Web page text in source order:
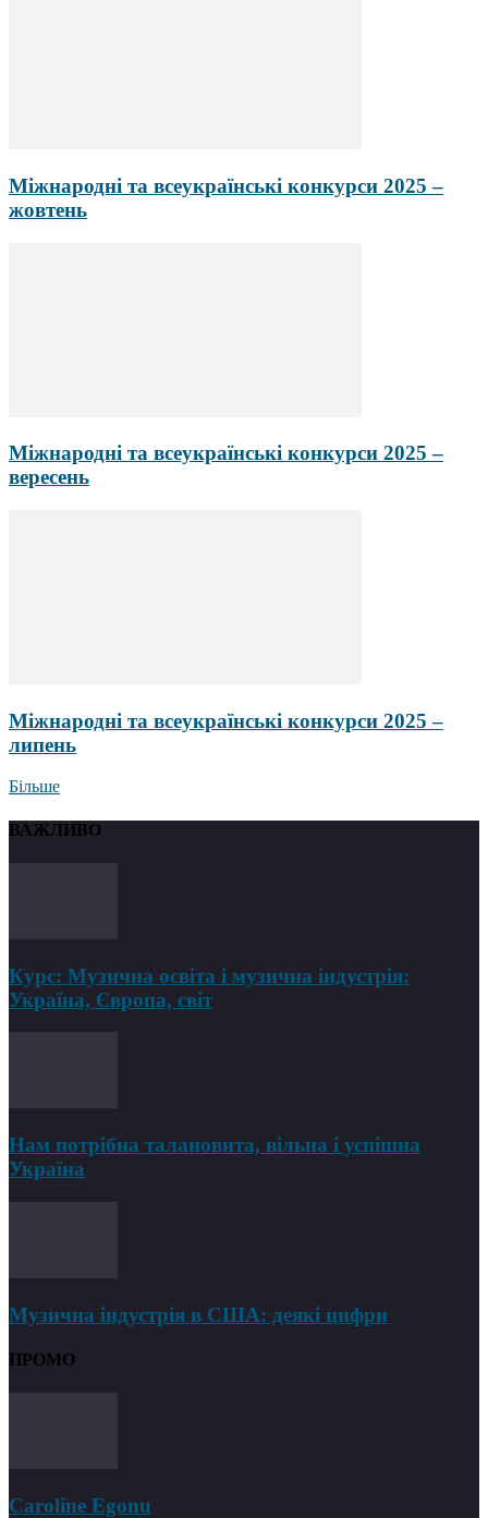
Міжнародні та всеукраїнські конкурси 2025 –
жовтень
Міжнародні та всеукраїнські конкурси 2025 –
вересень
Міжнародні та всеукраїнські конкурси 2025 –
липень
Більше
ВАЖЛИВО
Курс: Музична освіта і музична індустрія:
Україна, Європа, світ
Нам потрібна талановита, вільна і успішна
Україна
Музична індустрія в США: деякі цифри
ПРОМО
Caroline Egonu